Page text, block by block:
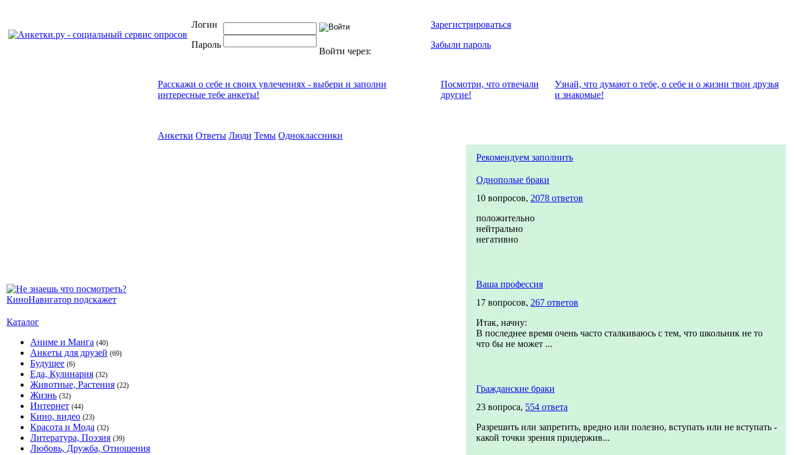
Логин
Пароль
Войти через:
Зарегистрироваться
Забыли пароль
Каталог
Аниме и Манга (40)
Анкеты для друзей (69)
Будущее (6)
Еда, Кулинария (32)
Животные, Растения (22)
Жизнь (32)
Интернет (44)
Кино, видео (23)
Красота и Мода (32)
Литература, Поэзия (39)
Любовь, Дружба, Отношения
Расскажи о себе и своих увлечениях - выбери и заполни
интересные тебе анкеты!
Посмотри, что отвeчали
другие!
Узнай, что думают о тебе, о себе и о жизни твои друзья
и знакомые!
Анкетки Ответы Люди Темы Одноклассники
Рекомендуем заполнить
Однополые браки
10 вопросов, 2078 ответов
положительно
нейтрально
негативно
Ваша профессия
17 вопросов, 267 ответов
Итак, начну:
В последнее время очень часто сталкиваюсь с тем, что школьник не то
что бы не может ...
Гражданские браки
23 вопроса, 554 ответа
Разрешить или запретить, вредно или полезно, вступать или не вступать -
какой точки зрения придержив...